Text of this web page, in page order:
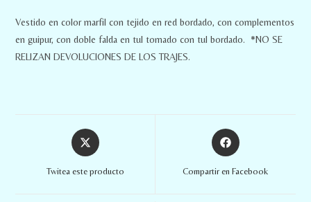
Vestido en color marfil con tejido en red bordado, con complementos
en guipur, con doble falda en tul tomado con tul bordado. *NO SE
RELIZAN DEVOLUCIONES DE LOS TRAJES.
Twitea este producto Compartir en Facebook